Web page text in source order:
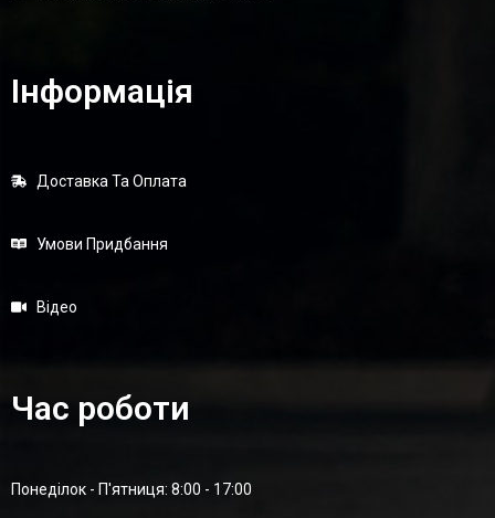
Інформація
Доставка Та Оплата
Умови Придбання
Відео
Час роботи
Понеділок - П'ятниця: 8:00 - 17:00